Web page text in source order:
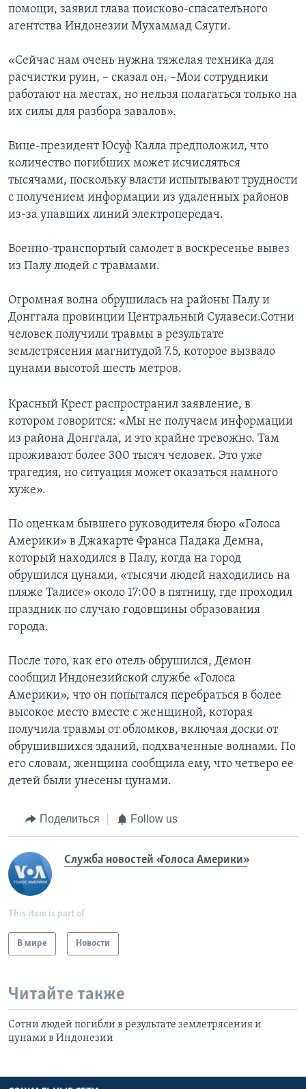
помощи, заявил глава поисково-спасательного
агентства Индонезии Мухаммад Сяуги.
«Сейчас нам очень нужна тяжелая техника для
расчистки руин, – сказал он. –Мои сотрудники
работают на местах, но нельзя полагаться только на
их силы для разбора завалов».
Вице-президент Юсуф Калла предположил, что
количество погибших может исчисляться
тысячами, поскольку власти испытывают трудности
с получением информации из удаленных районов
из-за упавших линий электропередач.
Военно-транспортый самолет в воскресенье вывез
из Палу людей с травмами.
Огромная волна обрушилась на районы Палу и
Донггала провинции Центральный Сулавеси.Сотни
человек получили травмы в результате
землетрясения магнитудой 7.5, которое вызвало
цунами высотой шесть метров.
Красный Крест распространил заявление, в
котором говорится: «Мы не получаем информации
из района Донггала, и это крайне тревожно. Там
проживают более 300 тысяч человек. Это уже
трагедия, но ситуация может оказаться намного
хуже».
По оценкам бывшего руководителя бюро «Голоса
Америки» в Джакарте Франса Падака Демна,
который находился в Палу, когда на город
обрушился цунами, «тысячи людей находились на
пляже Талисе» около 17:00 в пятницу, где проходил
праздник по случаю годовщины образования
города.
После того, как его отель обрушился, Демон
сообщил Индонезийской службе «Голоса
Америки», что он попытался перебраться в более
высокое место вместе с женщиной, которая
получила травмы от обломков, включая доски от
обрушившихся зданий, подхваченные волнами. По
его словам, женщина сообщила ему, что четверо ее
детей были унесены цунами.
Поделиться Follow us
Служба новостей «Голоса Америки»
This item is part of
В мире Новости
Читайте также
Сотни людей погибли в результате землетрясения и
цунами в Индонезии